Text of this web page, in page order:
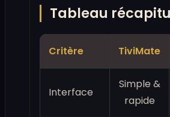
Tableau
Critère TiviMate
Interface
Simple &
rapide